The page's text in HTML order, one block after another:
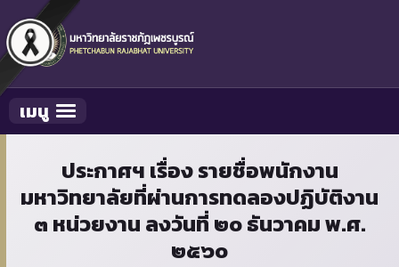
Toggle navigation
เมนู
ประกาศฯ เรื่อง รายชื่อพนักงาน
มหาวิทยาลัยที่ผ่านการทดลองปฏิบัติงาน
๓ หน่วยงาน ลงวันที่ ๒๐ ธันวาคม พ.ศ.
๒๕๖๐